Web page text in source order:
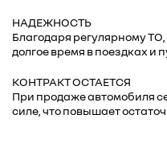
НАДЕЖНОСТЬ
Благодаря регулярному
долгое время в поездках и
КОНТРАКТ ОСТАЕТСЯ
При продаже автомобиля
силе, что повышает